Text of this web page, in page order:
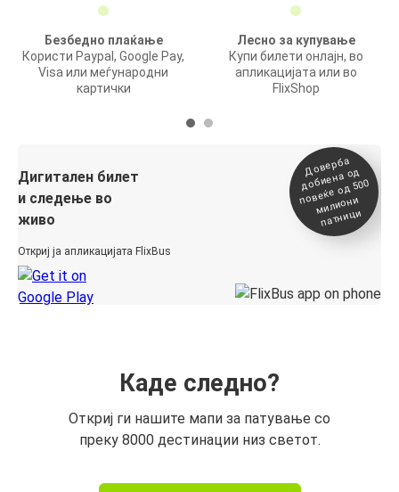
Безбедно плаќање
Користи Paypal, Google Pay,
Visa или меѓународни
картички
Лесно за купување
Купи билети онлајн, во
апликацијата или во
FlixShop
Дигитален билет
и следење во
живо
Откриј ја апликацијата FlixBus
Доверба
добиена о
д
повеќе о
д 500
милиони
патници
Каде следно?
Откриј ги нашите мапи за патување со
преку 8000 дестинации низ светот.